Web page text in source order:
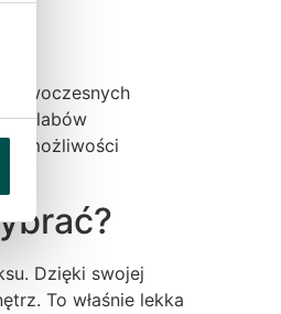
slabów
możliwości
Dzięki swojej
To właśnie lekka